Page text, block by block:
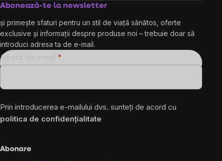
Abonează-te la newsletter
și primește sfaturi pentru un stil de viață sănătos, oferte
exclusive și informații despre produse noi – trebuie doar să
introduci adresa ta de e-mail.
Adresă de e-mail
Prin introducerea e-mailului dvs. sunteți de acord cu
politica de confidențialitate
Abonare